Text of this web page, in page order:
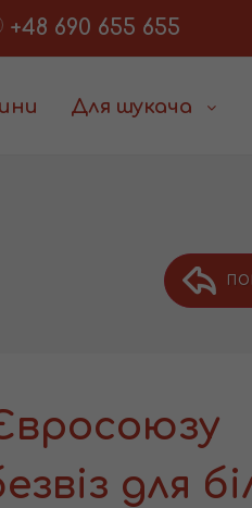
+48 690 655 655
Для шукача
для